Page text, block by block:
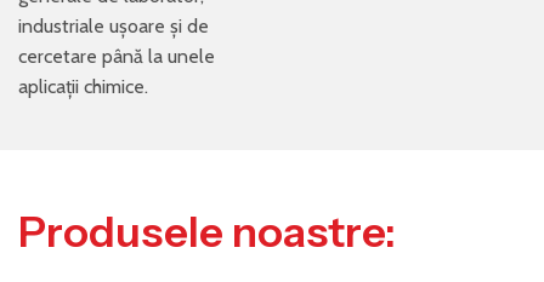
industriale ușoare și de
cercetare până la unele
aplicații chimice.
Produsele noastre: